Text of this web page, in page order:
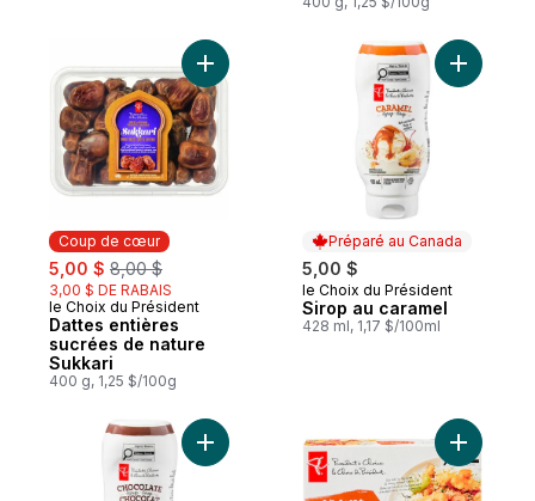
Coup de cœur
sale:
5,00 $ , formerly:
8,00 $
3,00 $ DE RABAIS
Coup de cœur
le Choix du Président
Dattes entières
sucrées de nature
Sukkari
400 g, 1,25 $/100g
Ajouter Dattes entières sucrées de
Préparé au Canada
5,00 $
Préparé au Canada
le Choix du Président
Sirop au caramel
428 ml, 1,17 $/100ml
Ajouter
Ajouter Sirop au chocolat au panierAjouter